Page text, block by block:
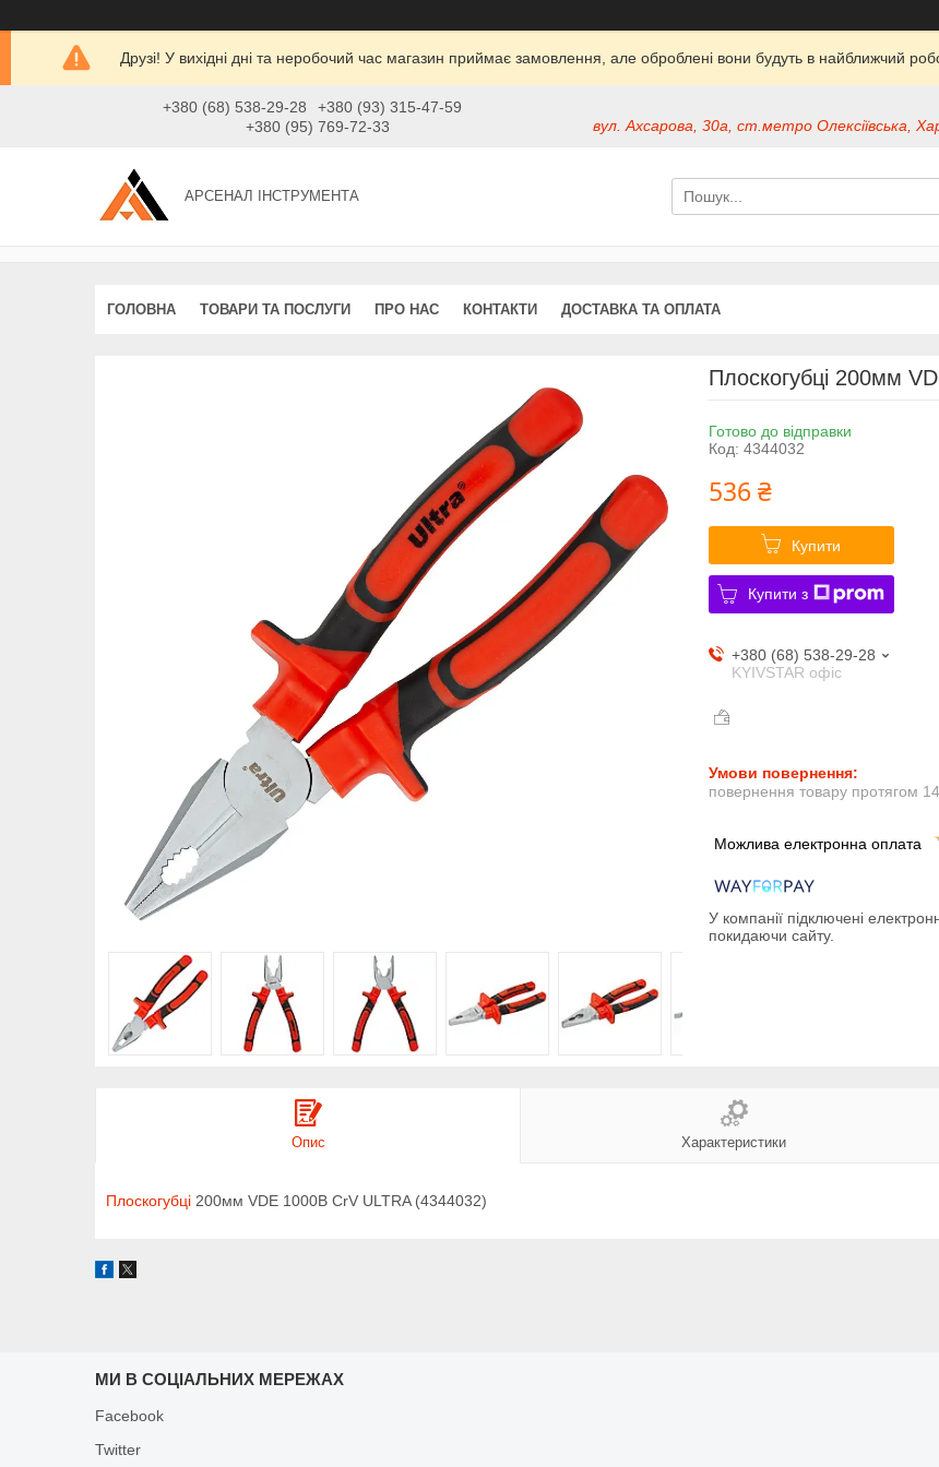
Друзі! У вихідні дні та неробочий час магазин приймає замовлення, але оброблені вони будуть в найближчий
+380 (68) 538-29-28
+380 (93) 315-47-59
+380 (95) 769-72-33
вул. Ахсарова, 30а, ст.метро Олексіївська,
АРСЕНАЛ ІНСТРУМЕНТА
ГОЛОВНА ТОВАРИ ТА ПОСЛУГИ ПРО НАС КОНТАКТИ ДОСТАВКА ТА ОПЛАТА
Плоскогубці 200мм
Готово до відправки
Код: 4344032
536 ₴
Купити
Купити з
+380 (68) 538-29-28
KYIVSTAR офіс
повернення товару протягом
У компанії підключені
покидаючи сайту.
Опис Характеристики
Плоскогубці 200мм VDE 1000В CrV ULTRA (4344032)
МИ В СОЦІАЛЬНИХ МЕРЕЖАХ
Facebook
Twitter